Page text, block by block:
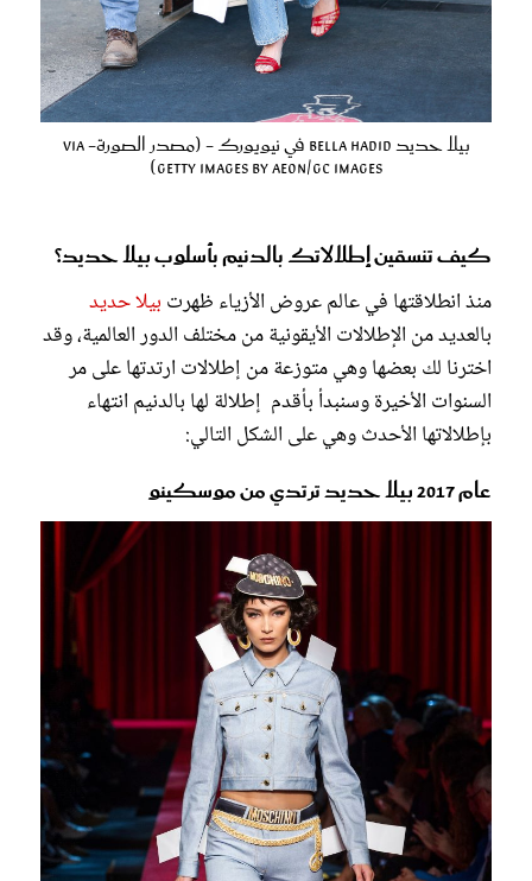
بيلا حديد Bella Hadid في نيويورك - (مصدر الصورة- via
Getty Images By Aeon/GC Images)
كيف تنسقين إطلالاتك بالدنيم بأسلوب بيلا حديد؟
منذ انطلاقتها في عالم عروض الأزياء ظهرت بيلا حديد
بالعديد من الإطلالات الأيقونية من مختلف الدور العالمية، وقد
اخترنا لك بعضها وهي متوزعة من إطلالات ارتدتها على مر
السنوات الأخيرة وسنبدأ بأقدم إطلالة لها بالدنيم انتهاء
بإطلالاتها الأحدث وهي على الشكل التالي:
عام 2017 بيلا حديد ترتدي من موسكينو